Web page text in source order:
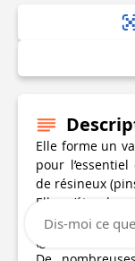
Elle forme un
pour
de résineux
Elle s’étend
rigoureux,
(graviers, sables
Dis-moi ce